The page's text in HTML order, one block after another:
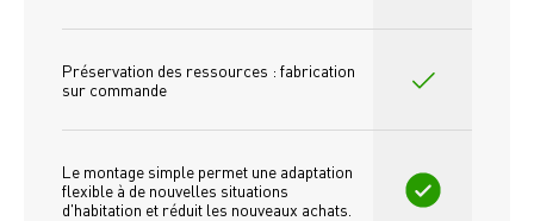
Préservation des ressources : fabrication
sur commande
Le montage simple permet une adaptation
flexible à de nouvelles situations
d'habitation et réduit les nouveaux achats.